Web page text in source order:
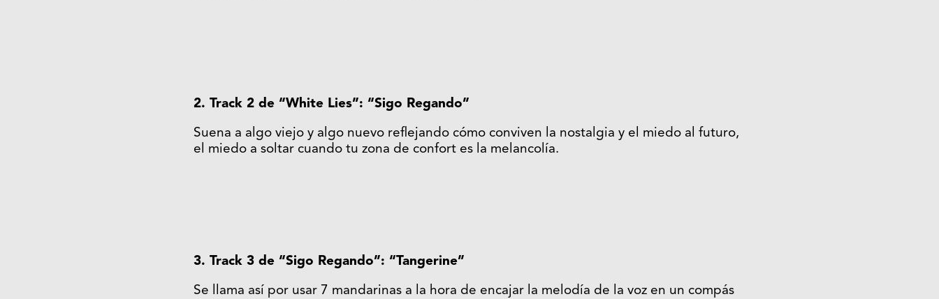
2. Track 2 de “White Lies”: “Sigo Regando”
Suena a algo viejo y algo nuevo reflejando cómo conviven la nostalgia y el miedo al futuro,
el miedo a soltar cuando tu zona de confort es la melancolía.
3. Track 3 de “Sigo Regando”: “Tangerine”
Se llama así por usar 7 mandarinas a la hora de encajar la melodía de la voz en un compás